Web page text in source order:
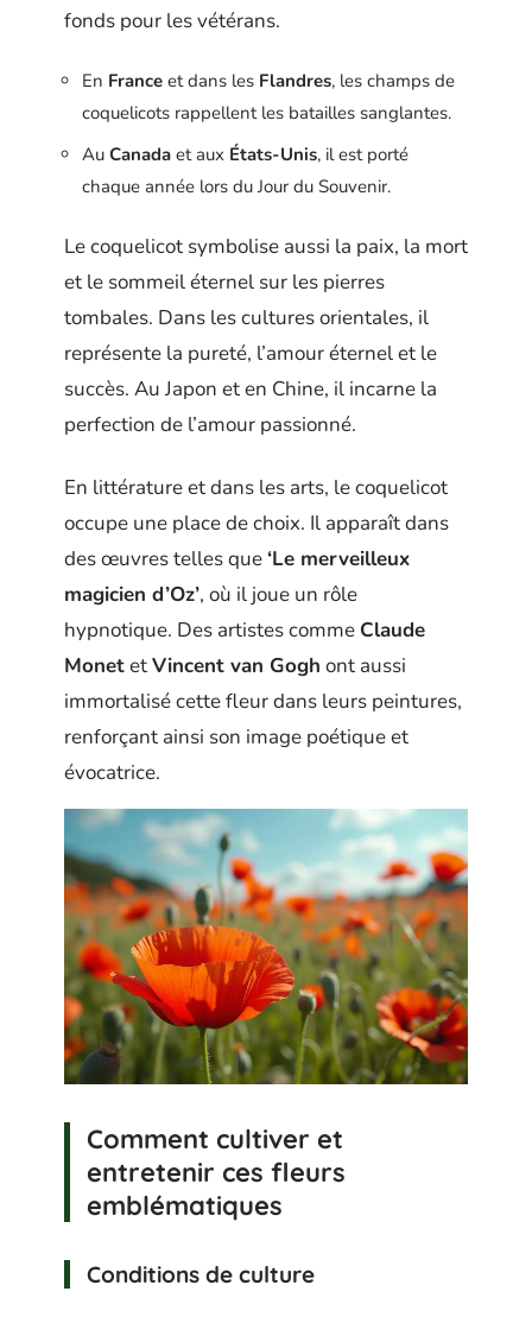
fonds pour les vétérans.
En France et dans les Flandres, les champs de
coquelicots rappellent les batailles sanglantes.
Au Canada et aux États-Unis, il est porté
chaque année lors du Jour du Souvenir.
Le coquelicot symbolise aussi la paix, la mort
et le sommeil éternel sur les pierres
tombales. Dans les cultures orientales, il
représente la pureté, l’amour éternel et le
succès. Au Japon et en Chine, il incarne la
perfection de l’amour passionné.
En littérature et dans les arts, le coquelicot
occupe une place de choix. Il apparaît dans
des œuvres telles que ‘Le merveilleux
magicien d’Oz’, où il joue un rôle
hypnotique. Des artistes comme Claude
MonetetVincent van Gogh ont aussi
immortalisé cette fleur dans leurs peintures,
renforçant ainsi son image poétique et
évocatrice.
Comment cultiver et
entretenir ces fleurs
emblématiques
Conditions de culture